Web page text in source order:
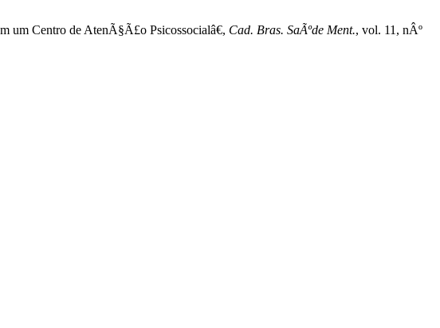
Centro de AtenÃ§Ã£o Psicossocialâ€, Cad. Bras. SaÃºde Ment., vol. 11, nÂº